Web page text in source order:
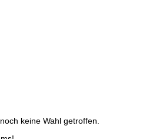
keine Wahl getroffen.